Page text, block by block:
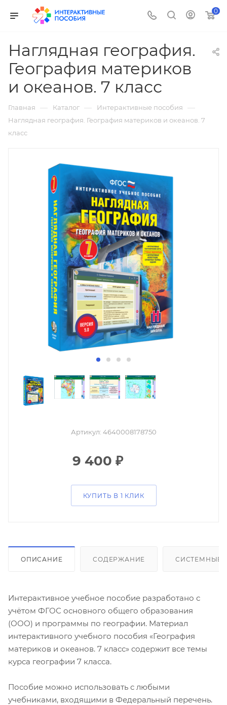
0
Наглядная география.
География материков
и океанов. 7 класс
Главная — Каталог — Интерактивные пособия —
Наглядная география. География материков и океанов. 7
класс
Артикул: 4640008178750
9 400 ₽
КУПИТЬ В 1 КЛИК
ОПИСАНИЕ СОДЕРЖАНИЕ СИСТЕМНЫЕ
Интерактивное учебное пособие разработано с
учётом ФГОС основного общего образования
(ООО) и программы по географии. Материал
интерактивного учебного пособия «География
материков и океанов. 7 класс» содержит все темы
курса географии 7 класса.
Пособие можно использовать с любыми
учебниками, входящими в Федеральный перечень.